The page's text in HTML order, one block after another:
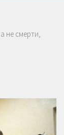
не смерти,